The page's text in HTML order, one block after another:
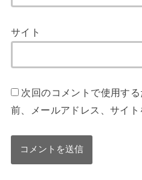
サイト
次回のコメントで使用す
前、メールアドレス、サイト